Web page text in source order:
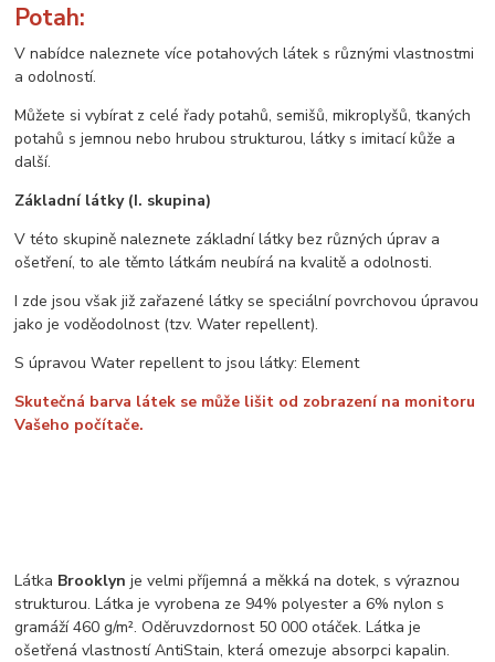
Potah:
V nabídce naleznete více potahových látek s různými vlastnostmi
a odolností.
Můžete si vybírat z celé řady potahů, semišů, mikroplyšů, tkaných
potahů s jemnou nebo hrubou strukturou, látky s imitací kůže a
další.
Základní látky (I. skupina)
V této skupině naleznete základní látky bez různých úprav a
ošetření, to ale těmto látkám neubírá na kvalitě a odolnosti.
I zde jsou však již zařazené látky se speciální povrchovou úpravou
jako je voděodolnost (tzv. Water repellent).
S úpravou Water repellent to jsou látky: Element
Skutečná barva látek se může lišit od zobrazení na monitoru
Vašeho počítače.
Látka Brooklyn je velmi příjemná a měkká na dotek, s výraznou
strukturou. Látka je vyrobena ze 94% polyester a 6% nylon s
gramáží 460 g/m². Oděruvzdornost 50 000 otáček. Látka je
ošetřená vlastností AntiStain, která omezuje absorpci kapalin.